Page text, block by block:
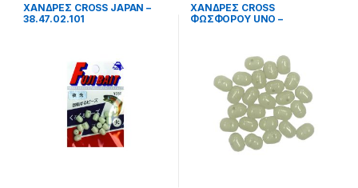
ΧΑΝΔΡΕΣ CROSS JAPAN –
38.47.02.101
ΧΑΝΔΡΕΣ CROSS
ΦΩΣΦΟΡΟΥ UNO –